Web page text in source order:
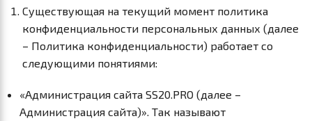
Существующая на текущий момент политика
конфиденциальности персональных данных (далее
– Политика конфиденциальности) работает со
следующими понятиями:
«Администрация сайта SS20.PRO (далее –
Администрация сайта)». Так называют